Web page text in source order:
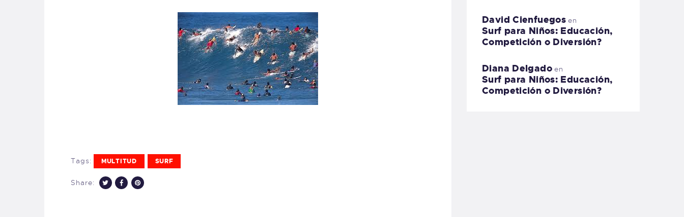
Tags: MULTITUD SURF
Share:
David Cienfuegos en
Surf para Niños: Educación,
Competición o Diversión?
Diana Delgadoen
Surf para Niños: Educación,
Competición o Diversión?